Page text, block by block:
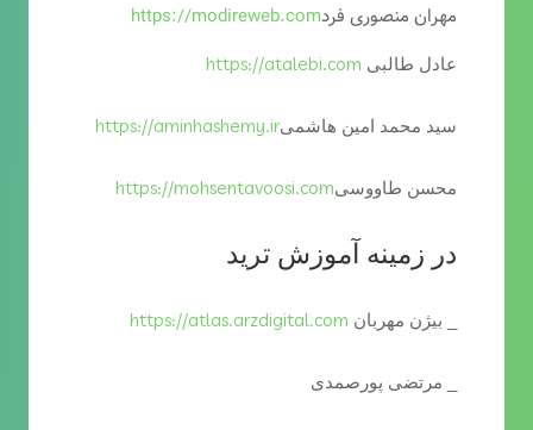
مهران منصوری فردhttps://modireweb.com
عادل طالبی https://atalebi.com
سید محمد امین هاشمیhttps://aminhashemy.ir
محسن طاووسیhttps://mohsentavoosi.com
در زمینه آموزش ترید
_ بیژن مهربان https://atlas.arzdigital.com
_ مرتضی پورصمدی